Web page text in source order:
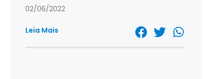
02/06/2022
Leia Mais